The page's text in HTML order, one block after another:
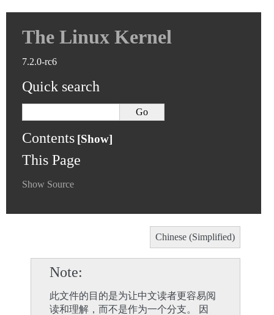
The Linux Kernel
7.2.0-rc6
Quick search
Contents
This Page
Show Source
Chinese (Simplified)
Note
此文件的目的是为让中文读者更容易阅
读和理解，而不是作为一个分支。 因